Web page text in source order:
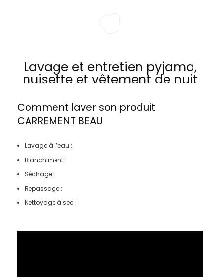
Lavage et entretien pyjama,
nuisette et vêtement de nuit
Comment laver son produit
CARREMENT BEAU
Lavage à l’eau :
Blanchiment :
Séchage :
Repassage :
Nettoyage à sec :